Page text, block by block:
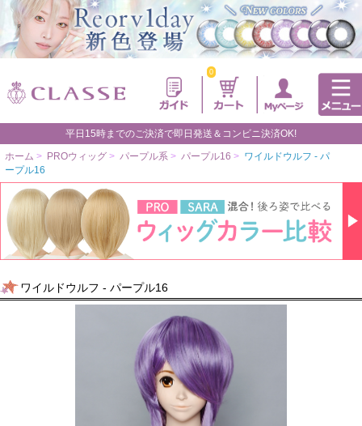
0
平日15時までのご決済で即日発送＆コンビニ決済OK!
ホーム > PROウィッグ > パープル系 > パープル16 > ワイルドウルフ - パ
ープル16
ワイルドウルフ - パープル16